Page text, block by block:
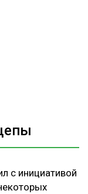
с инициативой